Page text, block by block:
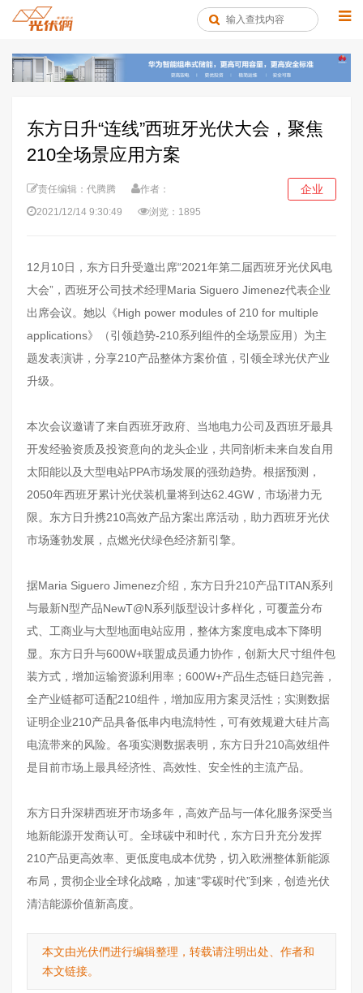
东方日升“连线”西班牙光伏大会，聚焦
210全场景应用方案
责任编辑：代腾腾
作者：
2021/12/14 9:30:49
浏览：1895
企业
12月10日，东方日升受邀出席“2021年第二届西班牙光伏风电
大会”，西班牙公司技术经理Maria Siguero Jimenez代表企业
出席会议。她以《High power modules of 210 for multiple
applications》（引领趋势-210系列组件的全场景应用）为主
题发表演讲，分享210产品整体方案价值，引领全球光伏产业
升级。
本次会议邀请了来自西班牙政府、当地电力公司及西班牙最具
开发经验资质及投资意向的龙头企业，共同剖析未来自发自用
太阳能以及大型电站PPA市场发展的强劲趋势。根据预测，
2050年西班牙累计光伏装机量将到达62.4GW，市场潜力无
限。东方日升携210高效产品方案出席活动，助力西班牙光伏
市场蓬勃发展，点燃光伏绿色经济新引擎。
据Maria Siguero Jimenez介绍，东方日升210产品TITAN系列
与最新N型产品NewT@N系列版型设计多样化，可覆盖分布
式、工商业与大型地面电站应用，整体方案度电成本下降明
显。东方日升与600W+联盟成员通力协作，创新大尺寸组件包
装方式，增加运输资源利用率；600W+产品生态链日趋完善，
全产业链都可适配210组件，增加应用方案灵活性；实测数据
证明企业210产品具备低串内电流特性，可有效规避大硅片高
电流带来的风险。各项实测数据表明，东方日升210高效组件
是目前市场上最具经济性、高效性、安全性的主流产品。
东方日升深耕西班牙市场多年，高效产品与一体化服务深受当
地新能源开发商认可。全球碳中和时代，东方日升充分发挥
210产品更高效率、更低度电成本优势，切入欧洲整体新能源
布局，贯彻企业全球化战略，加速“零碳时代”到来，创造光伏
清洁能源价值新高度。
本文由光伏們进行编辑整理，转载请注明出处、作者和
本文链接。